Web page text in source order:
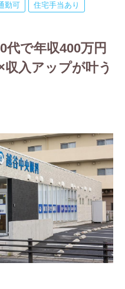
勤可
住宅手当あり
代で年収400万円
入アップが叶う